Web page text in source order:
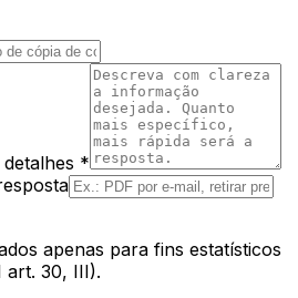
*
apenas para fins estatísticos
art. 30, III).